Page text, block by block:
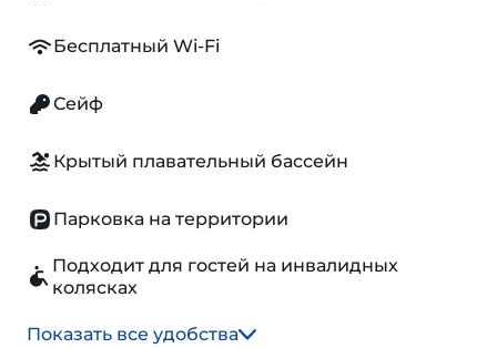
Бесплатный Wi-Fi
Сейф
Крытый плавательный бассейн
Парковка на территории
Подходит для гостей на инвалидных
колясках
Показать все удобства